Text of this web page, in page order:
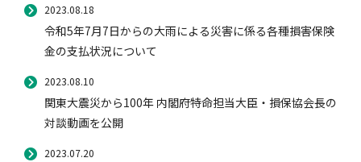
2023.08.18
令和5年7月7日からの大雨による災害に係る各種損害保険
金の支払状況について
2023.08.10
関東大震災から100年 内閣府特命担当大臣・損保協会長の
対談動画を公開
2023.07.20